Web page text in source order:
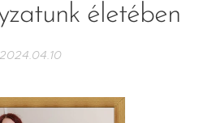
életében
2024.04.10